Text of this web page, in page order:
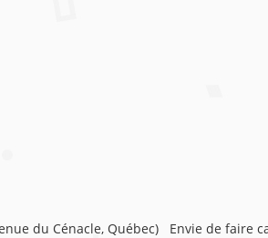
du Cénacle, Québec) Envie de faire